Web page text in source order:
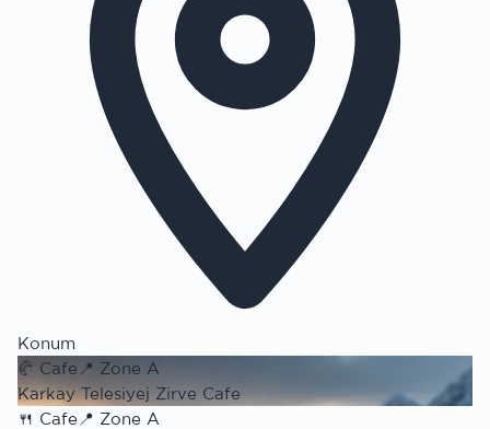
Konum
🥐 Cafe 📍 Zone A
Karkay Telesiyej Zirve Cafe
🍴 Cafe📍 Zone A